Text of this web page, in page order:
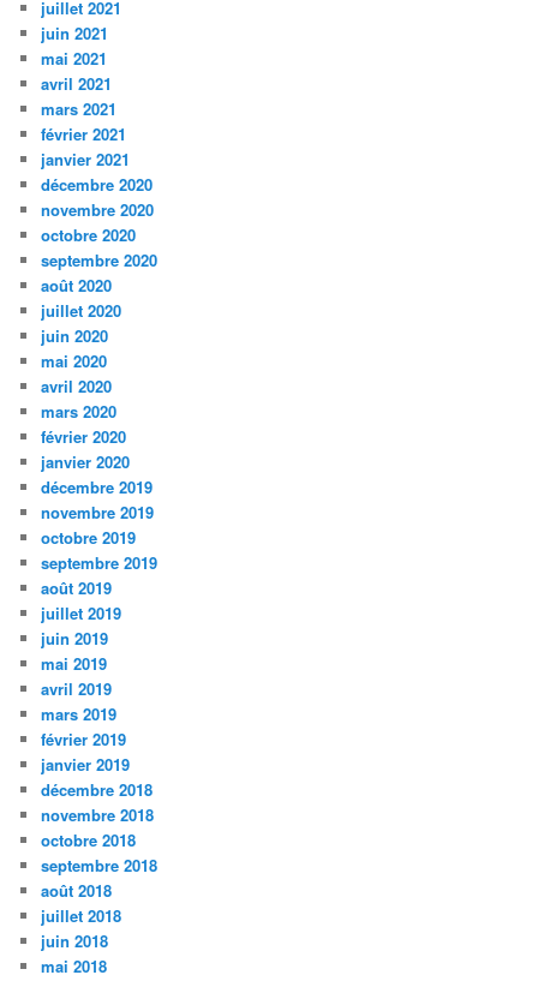
juillet 2021
juin 2021
mai 2021
avril 2021
mars 2021
février 2021
janvier 2021
décembre 2020
novembre 2020
octobre 2020
septembre 2020
août 2020
juillet 2020
juin 2020
mai 2020
avril 2020
mars 2020
février 2020
janvier 2020
décembre 2019
novembre 2019
octobre 2019
septembre 2019
août 2019
juillet 2019
juin 2019
mai 2019
avril 2019
mars 2019
février 2019
janvier 2019
décembre 2018
novembre 2018
octobre 2018
septembre 2018
août 2018
juillet 2018
juin 2018
mai 2018